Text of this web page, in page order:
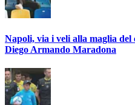
Napoli, via i veli alla maglia del
Diego Armando Maradona